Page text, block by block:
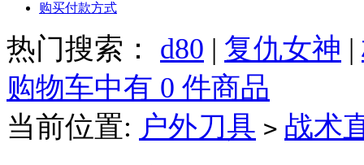
购买付款方式
热门搜索： d80 | 复仇女神 |
购物车中有 0 件商品
当前位置: 户外刀具 > 战术